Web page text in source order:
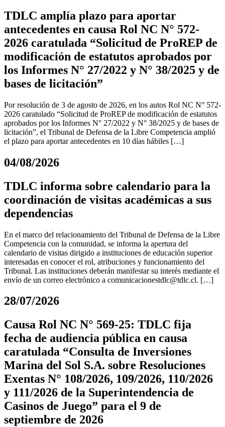
TDLC amplía plazo para aportar
antecedentes en causa Rol NC N° 572-
2026 caratulada “Solicitud de ProREP de
modificación de estatutos aprobados por
los Informes N° 27/2022 y N° 38/2025 y de
bases de licitación”
Por resolución de 3 de agosto de 2026, en los autos Rol NC N° 572-
2026 caratulado “Solicitud de ProREP de modificación de estatutos
aprobados por los Informes N° 27/2022 y N° 38/2025 y de bases de
licitación”, el Tribunal de Defensa de la Libre Competencia amplió
el plazo para aportar antecedentes en 10 días hábiles […]
04/08/2026
TDLC informa sobre calendario para la
coordinación de visitas académicas a sus
dependencias
En el marco del relacionamiento del Tribunal de Defensa de la Libre
Competencia con la comunidad, se informa la apertura del
calendario de visitas dirigido a instituciones de educación superior
interesadas en conocer el rol, atribuciones y funcionamiento del
Tribunal. Las instituciones deberán manifestar su interés mediante el
envío de un correo electrónico a comunicacionestdlc@tdlc.cl. […]
28/07/2026
Causa Rol NC N° 569-25: TDLC fija
fecha de audiencia pública en causa
caratulada “Consulta de Inversiones
Marina del Sol S.A. sobre Resoluciones
Exentas N° 108/2026, 109/2026, 110/2026
y 111/2026 de la Superintendencia de
Casinos de Juego” para el 9 de
septiembre de 2026